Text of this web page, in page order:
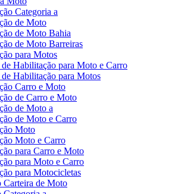
Categoria a
de Moto
de Moto Bahia
de Moto Barreiras
para Motos
Habilitação para Moto e Carro
Habilitação para Motos
Carro e Moto
de Carro e Moto
de Moto a
de Moto e Carro
Moto
Moto e Carro
para Carro e Moto
para Moto e Carro
para Motocicletas
Carteira de Moto